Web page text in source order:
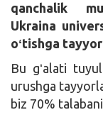
qanchalik
Ukraina
oʻtishga
Bu gʻalati
urushga
biz 70%